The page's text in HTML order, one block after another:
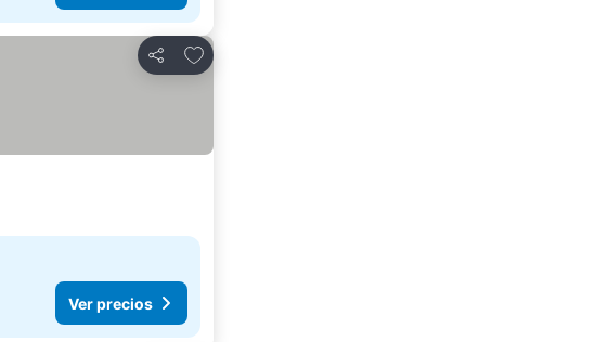
Compartir
Agregar a favoritos
Ver precios